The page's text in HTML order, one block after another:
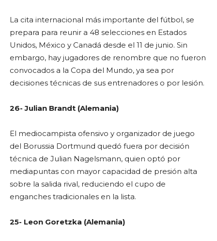
La cita internacional más importante del fútbol, se
prepara para reunir a 48 selecciones en Estados
Unidos, México y Canadá desde el 11 de junio. Sin
embargo, hay jugadores de renombre que no fueron
convocados a la Copa del Mundo, ya sea por
decisiones técnicas de sus entrenadores o por lesión.
26- Julian Brandt (Alemania)
El mediocampista ofensivo y organizador de juego
del Borussia Dortmund quedó fuera por decisión
técnica de Julian Nagelsmann, quien optó por
mediapuntas con mayor capacidad de presión alta
sobre la salida rival, reduciendo el cupo de
enganches tradicionales en la lista.
25- Leon Goretzka (Alemania)